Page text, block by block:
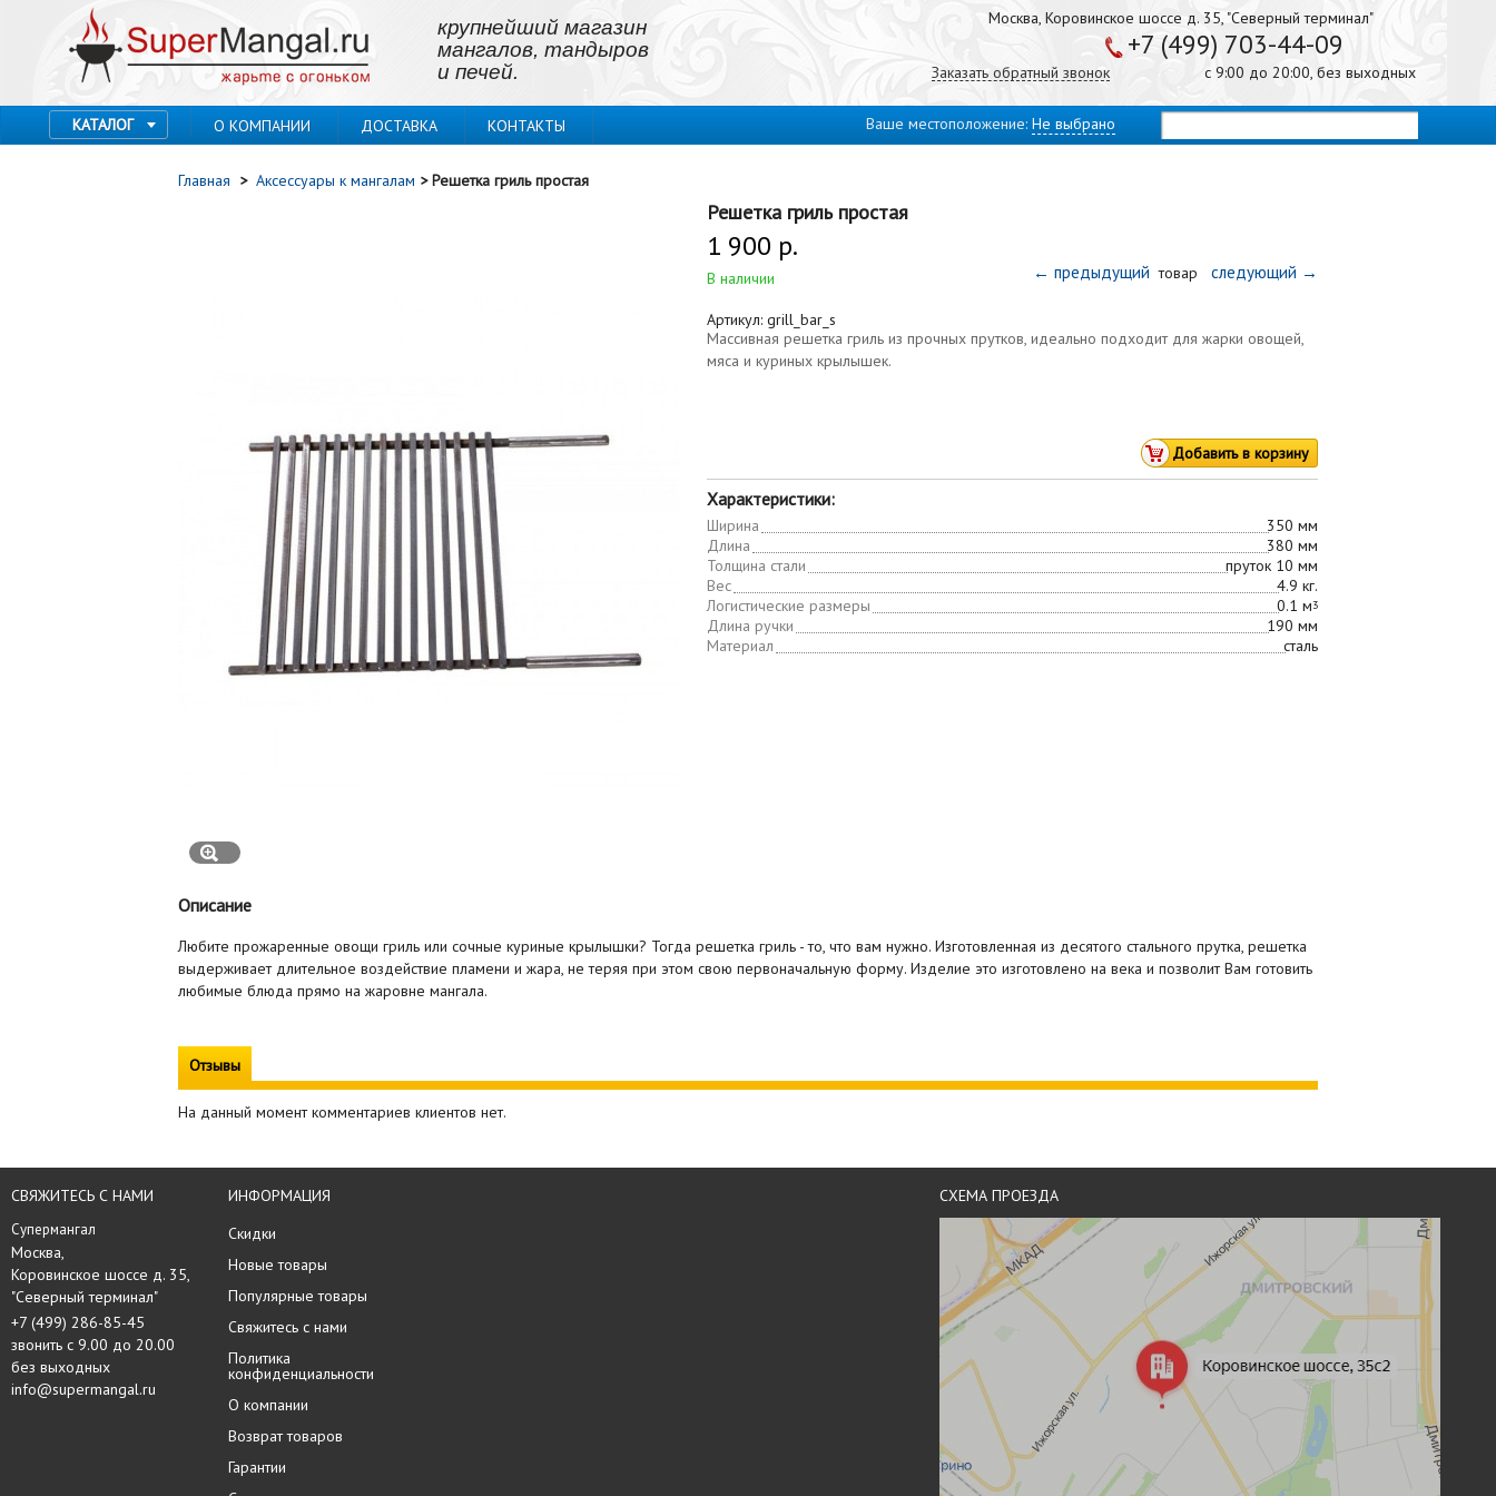
крупнейший магазин
мангалов, тандыров
и печей.
+7 (499) 703-44-09
Москва, Коровинское шоссе д. 35, "Северный терминал"
с 9:00 до 20:00, без выходных
Заказать обратный звонок
КАТАЛОГ О КОМПАНИИ ДОСТАВКА КОНТАКТЫ Ваше местоположение: Не выбрано
Главная > Аксессуары к мангалам >Решетка гриль простая
Решетка гриль простая
1 900 р.
В наличии
Артикул: grill_bar_s
← предыдущий товар следующий →
Массивная решетка гриль из прочных прутков, идеально подходит для жарки овощей,
мяса и куриных крылышек.
Характеристики:
Ширина
350 мм
Длина
380 мм
Толщина стали
пруток 10 мм
Вес
4.9 кг.
Логистические размеры
0.1 м3
Длина ручки
190 мм
Материал
сталь
Описание
Любите прожаренные овощи гриль или сочные куриные крылышки? Тогда решетка гриль - то, что вам нужно. Изготовленная из десятого стального прутка, решетка
выдерживает длительное воздействие пламени и жара, не теряя при этом свою первоначальную форму. Изделие это изготовлено на века и позволит Вам готовить
любимые блюда прямо на жаровне мангала.
Отзывы
На данный момент комментариев клиентов нет.
СВЯЖИТЕСЬ С НАМИ
Супермангал
Москва,
Коровинское шоссе д. 35,
"Северный терминал"
+7 (499) 286-85-45
звонить с 9.00 до 20.00
без выходных
info@supermangal.ru
ИНФОРМАЦИЯ
Скидки
Новые товары
Популярные товары
Свяжитесь с нами
Политика
конфиденциальности
О компании
Возврат товаров
Гарантии
СХЕМА ПРОЕЗДА